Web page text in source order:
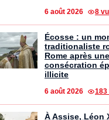
6 août 2026 8
Écosse : un
traditionaliste
Rome après une
consécration
illicite
6 août 2026 183
À Assise, Léon